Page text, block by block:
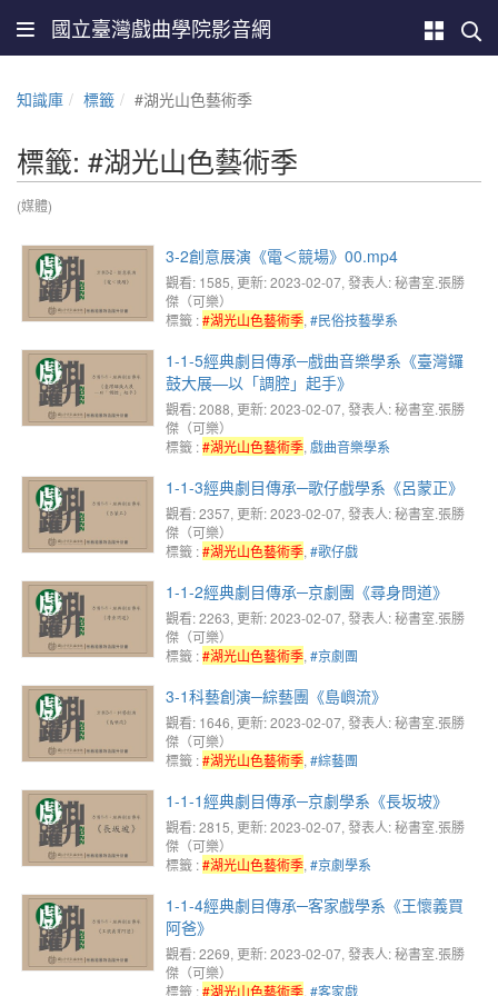
國立臺灣戲曲學院影音網
知識庫 標籤 #湖光山色藝術季
標籤: #湖光山色藝術季
(媒體)
3-2創意展演《電＜競場》00.mp4
觀看: 1585, 更新: 2023-02-07, 發表人: 秘書室.張勝
傑（可樂）
標籤 :#湖光山色藝術季, #民俗技藝學系
1-1-5經典劇目傳承─戲曲音樂學系《臺灣鑼
鼓大展—以「調腔」起手》
觀看: 2088, 更新: 2023-02-07, 發表人: 秘書室.張勝
傑（可樂）
標籤 :#湖光山色藝術季, 戲曲音樂學系
1-1-3經典劇目傳承─歌仔戲學系《呂蒙正》
觀看: 2357, 更新: 2023-02-07, 發表人: 秘書室.張勝
傑（可樂）
標籤 :#湖光山色藝術季, #歌仔戲
1-1-2經典劇目傳承─京劇團《尋身問道》
觀看: 2263, 更新: 2023-02-07, 發表人: 秘書室.張勝
傑（可樂）
標籤 :#湖光山色藝術季, #京劇團
3-1科藝創演─綜藝團《島嶼流》
觀看: 1646, 更新: 2023-02-07, 發表人: 秘書室.張勝
傑（可樂）
標籤 :#湖光山色藝術季, #綜藝團
1-1-1經典劇目傳承─京劇學系《長坂坡》
觀看: 2815, 更新: 2023-02-07, 發表人: 秘書室.張勝
傑（可樂）
標籤 :#湖光山色藝術季, #京劇學系
1-1-4經典劇目傳承─客家戲學系《王懷義買
阿爸》
觀看: 2269, 更新: 2023-02-07, 發表人: 秘書室.張勝
傑（可樂）
標籤 :#湖光山色藝術季, #客家戲